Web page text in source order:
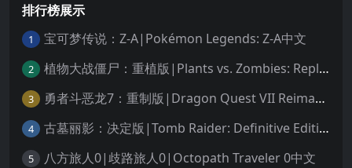
排行榜展示
1 宝可梦传说：Z-A|Pokémon Legends: Z-A中文
2 植物大战僵尸：重植版|Plants vs. Zombies: Replanted中文
3 勇者斗恶龙7：重制版|Dragon Quest VII Reimagined中文
4 古墓丽影：决定版|Tomb Raider: Definitive Edition中文
5 八方旅人0|歧路旅人0|Octopath Traveler 0中文